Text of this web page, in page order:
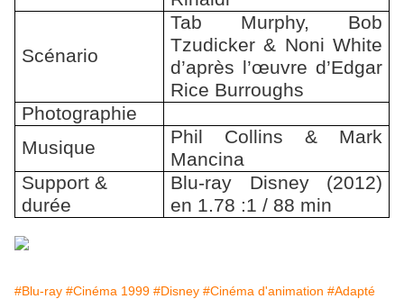
Scénario
Tab Murphy, Bob
Tzudicker & Noni White
d’après l’œuvre d’Edgar
Rice Burroughs
Photographie
Musique
Phil Collins & Mark
Mancina
Support &
durée
Blu-ray Disney (2012)
en 1.78 :1 / 88 min
#Blu-ray #Cinéma 1999 #Disney #Cinéma d'animation #Adapté